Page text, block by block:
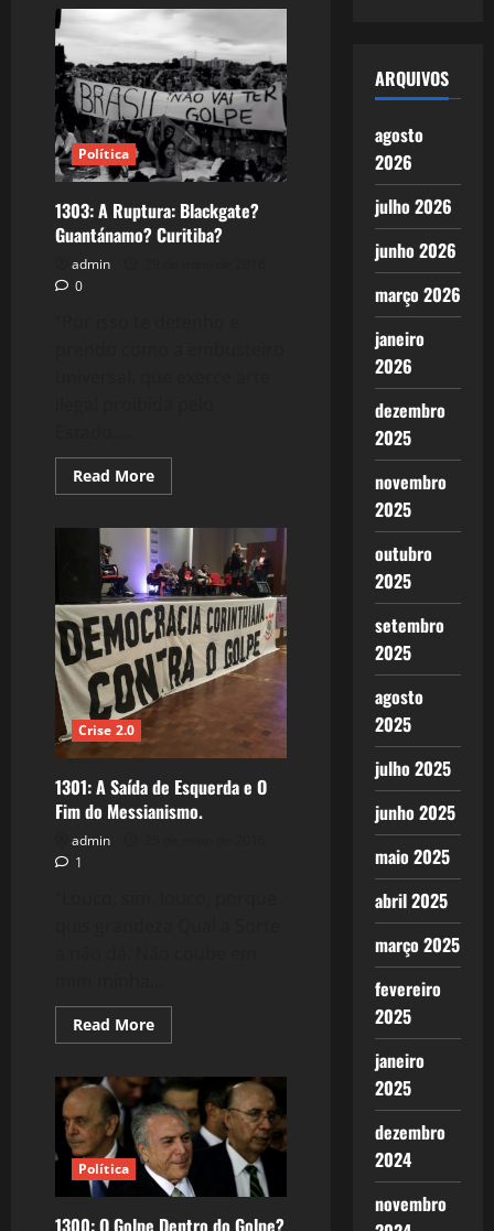
A
Escatologia
da
Democracia.
Política
1303: A Ruptura: Blackgate?
Guantánamo? Curitiba?
admin
0
Read MoreRead
more
A
Ruptura:
Blackgate?
Guantánamo?
Curitiba?
Crise 2.0
1301: A Saída de Esquerda e O
Fim do Messianismo.
admin
1
Read MoreRead
more
A
Saída
de
Esquerda
e
O
Fim
do
Política
1300: O Golpe Dentro do Golpe?
ARQUIVOS
agosto
2026
julho 2026
junho 2026
março 2026
janeiro
2026
dezembro
2025
novembro
2025
outubro
2025
setembro
2025
agosto
2025
julho 2025
junho 2025
maio 2025
abril 2025
março 2025
fevereiro
2025
janeiro
2025
dezembro
2024
novembro